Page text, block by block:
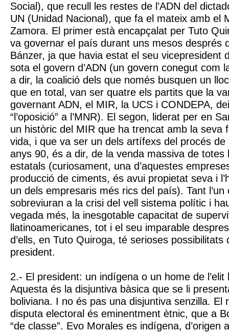
Social), que recull les restes de l’ADN del
UN (Unidad Nacional), que fa el mateix amb el
Zamora. El primer està encapçalat per Tuto
va governar el país durant uns mesos després
Bánzer, ja que havia estat el seu vicepresident
sota el govern d’ADN (un govern conegut com
a dir, la coalició dels que només busquen un
que en total, van ser quatre els partits que la
governant ADN, el MIR, la UCS i CONDEPA,
“l’oposició” a l’MNR). El segon, liderat per en
un històric del MIR que ha trencat amb la seva
vida, i que va ser un dels artífexs del procés de
anys 90, és a dir, de la venda massiva de totes
estatals (curiosament, una d’aquestes
producció de ciments, és avui propietat seva i
un dels empresaris més rics del país). Tant l’un
sobreviuran a la crisi del vell sistema polític i
vegada més, la inesgotable capacitat de
llatinoamericanes, tot i el seu imparable
d’ells, en Tuto Quiroga, té serioses possibilitats
president.
2.- El president: un indígena o un home de l’elit
Aquesta és la disjuntiva bàsica que se li
boliviana. I no és pas una disjuntiva senzilla. El
disputa electoral és eminentment ètnic, que a
“de classe”. Evo Morales es indígena, d’origen